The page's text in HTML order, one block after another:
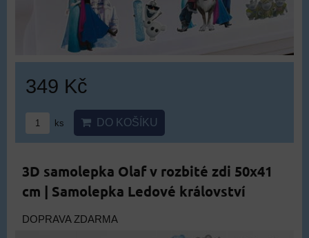
349 Kč
ks DO KOŠÍKU
3D samolepka Olaf v rozbité zdi 50x41
cm | Samolepka Ledové království
DOPRAVA ZDARMA